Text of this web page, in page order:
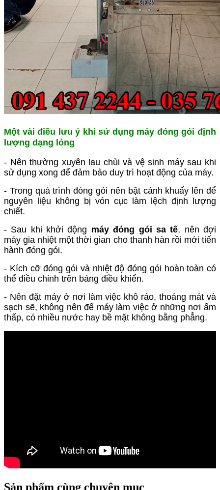
Một vài điều lưu ý khi sử dụng máy đóng gói định
lượng dạng lỏng
- Nên thường xuyên lau chùi và vệ sinh máy sau khi
sử dụng xong để đảm bảo duy trì hoạt động của máy.
- Trong quá trình đóng gói nên bật cánh khuấy lên để
nguyên liệu không bị vón cục làm lệch định lượng
chiết.
- Sau khi khởi động máy đóng gói sa tế, nên đợi
máy gia nhiệt một thời gian cho thanh hàn rồi mới tiến
hành đóng gói.
- Kích cỡ đóng gói và nhiệt độ đóng gói hoàn toàn có
thể điều chỉnh trên bảng điều khiển.
- Nên đặt máy ở nơi làm việc khô ráo, thoáng mát và
sạch sẽ, không nên để máy làm việc ở những nơi ẩm
thấp, có nhiều nước hay bề mặt không bằng phẳng.
Sản phẩm cùng chuyên mục